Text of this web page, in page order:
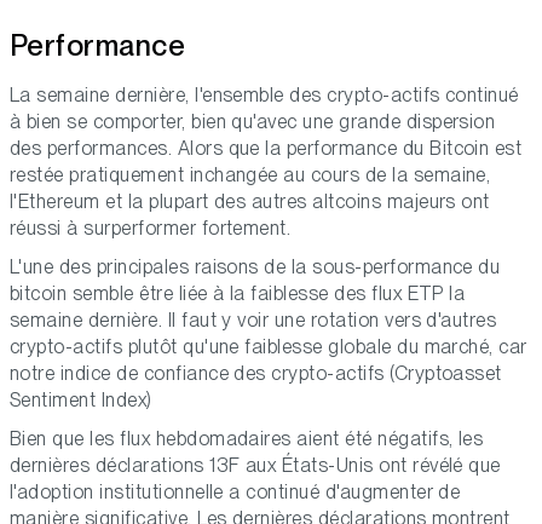
Performance
La semaine dernière, l'ensemble des crypto-actifs continué
à bien se comporter, bien qu'avec une grande dispersion
des performances. Alors que la performance du Bitcoin est
restée pratiquement inchangée au cours de la semaine,
l'Ethereum et la plupart des autres altcoins majeurs ont
réussi à surperformer fortement.
L'une des principales raisons de la sous-performance du
bitcoin semble être liée à la faiblesse des flux ETP la
semaine dernière. Il faut y voir une rotation vers d'autres
crypto-actifs plutôt qu'une faiblesse globale du marché, car
notre indice de confiance des crypto-actifs (Cryptoasset
Sentiment Index)
Bien que les flux hebdomadaires aient été négatifs, les
dernières déclarations 13F aux États-Unis ont révélé que
l'adoption institutionnelle a continué d'augmenter de
manière significative. Les dernières déclarations montrent